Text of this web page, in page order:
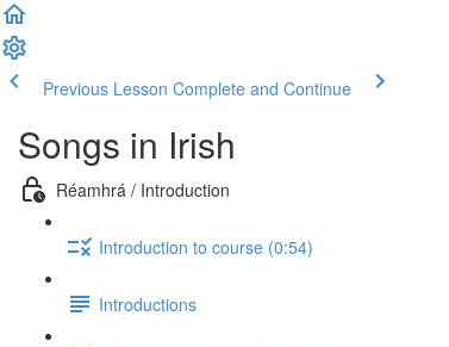
Previous Lesson Complete and Continue
Songs in Irish
Réamhrá / Introduction
Introduction to course (0:54)
Introductions